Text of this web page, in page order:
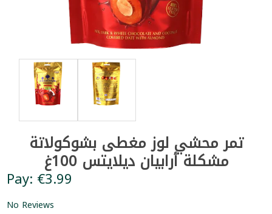
تمر محشي لوز مغطى بشوكولاتة
مشكلة أرابيان ديلايتس 100غ
Pay: €3.99
No Reviews